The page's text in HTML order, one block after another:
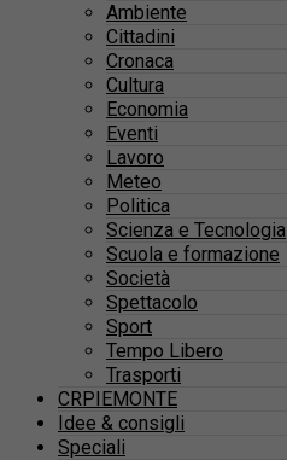
Ambiente
Cittadini
Cronaca
Cultura
Economia
Eventi
Lavoro
Meteo
Politica
Scienza e Tecnologia
Scuola e formazione
Società
Spettacolo
Sport
Tempo Libero
Trasporti
CRPIEMONTE
Idee & consigli
Speciali